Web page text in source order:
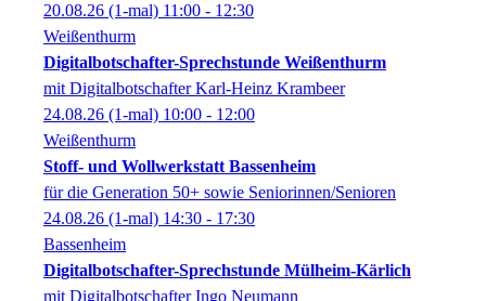
20.08.26 (1-mal) 11:00 - 12:30
Weißenthurm
Digitalbotschafter-Sprechstunde Weißenthurm
mit Digitalbotschafter Karl-Heinz Krambeer
24.08.26 (1-mal) 10:00 - 12:00
Weißenthurm
Stoff- und Wollwerkstatt Bassenheim
für die Generation 50+ sowie Seniorinnen/Senioren
24.08.26 (1-mal) 14:30 - 17:30
Bassenheim
Digitalbotschafter-Sprechstunde Mülheim-Kärlich
mit Digitalbotschafter Ingo Neumann